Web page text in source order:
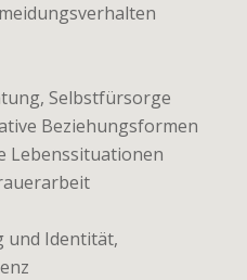
Selbstfürsorge
Beziehungsformen
Lebenssituationen
und Identität,